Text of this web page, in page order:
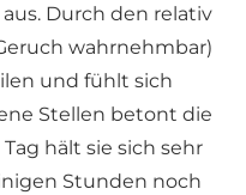
Durch den relativ
wahrnehmbar)
und fühlt sich
Stellen betont die
hält sie sich sehr
Stunden noch